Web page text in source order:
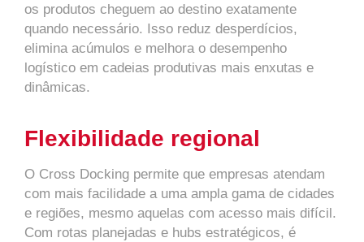
os produtos cheguem ao destino exatamente
quando necessário. Isso reduz desperdícios,
elimina acúmulos e melhora o desempenho
logístico em cadeias produtivas mais enxutas e
dinâmicas.
Flexibilidade regional
O Cross Docking permite que empresas atendam
com mais facilidade a uma ampla gama de cidades
e regiões, mesmo aquelas com acesso mais difícil.
Com rotas planejadas e hubs estratégicos, é